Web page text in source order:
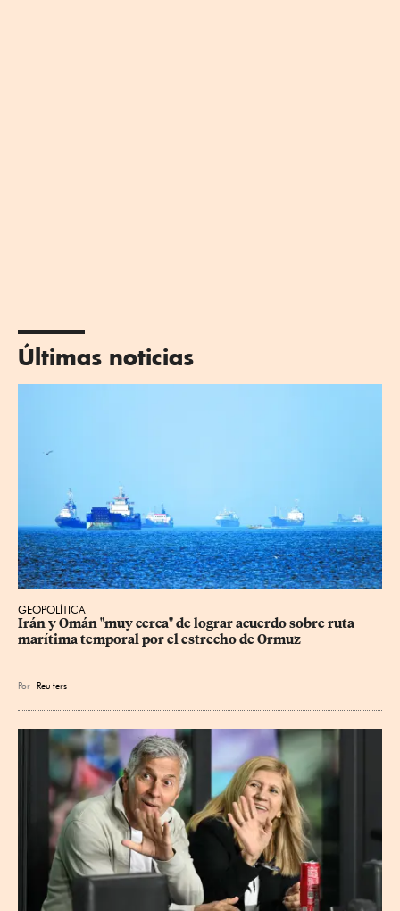
Últimas noticias
GEOPOLÍTICA
Irán y Omán "muy cerca" de lograr acuerdo sobre ruta
marítima temporal por el estrecho de Ormuz
Por Reu ters